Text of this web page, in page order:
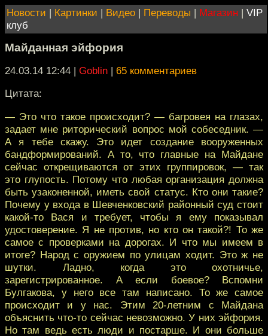
Новости | Картинки | Видео | Переводы | Магазин | VIP
клуб
Майданная эйфория
24.03.14 12:44 | Goblin | 65 комментариев
Цитата:
— Это что такое происходит? — багровея на глазах,
задает мне риторический вопрос мой собеседник. —
А я тебе скажу. Это идет создание вооруженных
бандформирований. А то, что главные на Майдане
сейчас открещиваются от этих группировок, — так
это глупость. Потому что любая организация должна
быть узаконенной, иметь свой статус. Кто они такие?
Почему у входа в Шевченковский районный суд стоит
какой-то Вася и требует, чтобы я ему показывал
удостоверение. Я не против, но кто он такой?! То же
самое с проверками на дорогах. И что мы имеем в
итоге? Народ с оружием по улицам ходит. Это ж не
шутки. Ладно, когда это охотничье,
зарегистрированное. А если боевое? Вспомни
Булгакова, у него все там написано. То же самое
происходит и у нас. Этим 20-летним с Майдана
объяснить что-то сейчас невозможно. У них эйфория.
Но там ведь есть люди и постарше. И они больше